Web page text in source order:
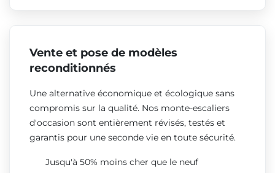
Vente et pose de modèles
reconditionnés
Une alternative économique et écologique sans
compromis sur la qualité. Nos monte-escaliers
d'occasion sont entièrement révisés, testés et
garantis pour une seconde vie en toute sécurité.
Jusqu'à 50% moins cher que le neuf